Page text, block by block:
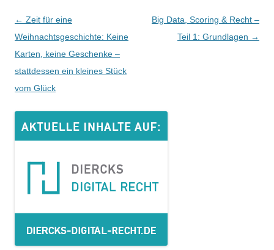
Beitrags-
Navigation
← Zeit für eine
Weihnachtsgeschichte: Keine
Karten, keine Geschenke –
stattdessen ein kleines Stück
vom Glück
Big Data, Scoring & Recht –
Teil 1: Grundlagen →